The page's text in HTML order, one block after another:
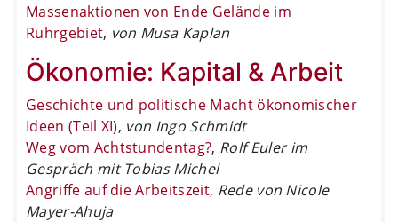
Massenaktionen von Ende Gelände im
Ruhrgebiet, von Musa Kaplan
Ökonomie: Kapital & Arbeit
Geschichte und politische Macht ökonomischer
Ideen (Teil XI), von Ingo Schmidt
Weg vom Achtstundentag?, Rolf Euler im
Gespräch mit Tobias Michel
Angriffe auf die Arbeitszeit, Rede von Nicole
Mayer-Ahuja